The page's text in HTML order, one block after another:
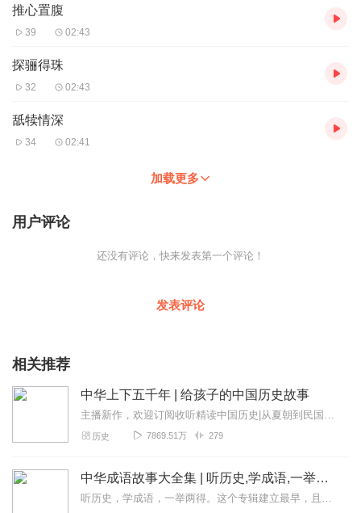
推心置腹
39 02:43
探骊得珠
32 02:43
舐犊情深
34 02:41
加载更多
用户评论
还没有评论，快来发表第一个评论！
发表评论
相关推荐
中华上下五千年 | 给孩子的中国历史故事
主播新作，欢迎订阅收听精读中国历史|从夏朝到民国，二十四史通史解析，中华上下五千年从中华民族源起直至清朝结束，将一部五千年历史化作现代、生动的表述，让尘封的历史...
历史 7869.51万 279
中华成语故事大全集 | 听历史,学成语,一举两得
听历史，学成语，一举两得。这个专辑建立最早，且最初为手机录制，水平低，音量小，录得不好。换了设备之后，又把前七百条音频一条一条重新录制替换了一遍。有不少听众朋友...